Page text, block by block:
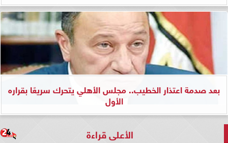
بعد صدمة اعتذار الخطيب.. مجلس الأهلي يتحرك سريعًا بقراره
الأول
الأعلى قراءة